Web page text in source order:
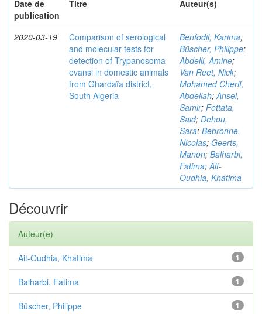
Date de
publication
Titre Auteur(s)
2020-03-19
Comparison of serological
and molecular tests for
detection of Trypanosoma
evansi in domestic animals
from Ghardaïa district,
South Algeria
Benfodil, Karima;
Büscher, Philippe;
Abdelli, Amine;
Van Reet, Nick;
Mohamed Cherif,
Abdellah;Ansel,
Samir; Fettata,
Said; Dehou,
Sara; Bebronne,
Nicolas; Geerts,
Manon; Balharbi,
Fatima;Ait-
Oudhia, Khatima
Découvrir
Auteur(e)
1
Ait-Oudhia, Khatima
1
Balharbi, Fatima
1
Büscher, Philippe